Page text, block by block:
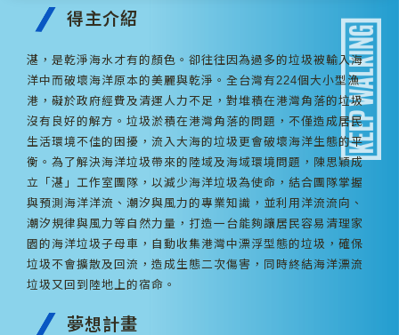
得主介紹
湛，是乾淨海水才有的顏色。卻往往因為過多的垃圾被輸入海
洋中而破壞海洋原本的美麗與乾淨。全台灣有224個大小型漁
港，礙於政府經費及清運人力不足，對堆積在港灣角落的垃圾
沒有良好的解方。垃圾淤積在港灣角落的問題，不僅造成居民
生活環境不佳的困擾，流入大海的垃圾更會破壞海洋生態的平
衡。為了解決海洋垃圾帶來的陸域及海域環境問題，陳思穎成
立「湛」工作室團隊，以減少海洋垃圾為使命，結合團隊掌握
與預測海洋洋流、潮汐與風力的專業知識，並利用洋流流向、
潮汐規律與風力等自然力量，打造一台能夠讓居民容易清理家
園的海洋垃圾子母車，自動收集港灣中漂浮型態的垃圾，確保
垃圾不會擴散及回流，造成生態二次傷害，同時終結海洋漂流
垃圾又回到陸地上的宿命。
夢想計畫